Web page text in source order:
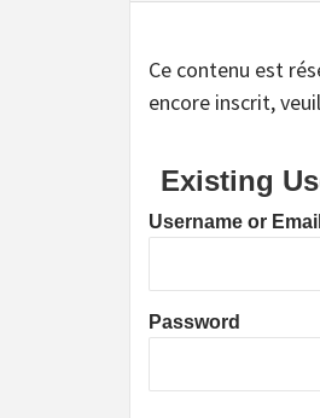
Ce contenu est
encore inscrit,
Existing
Username or Email
Password